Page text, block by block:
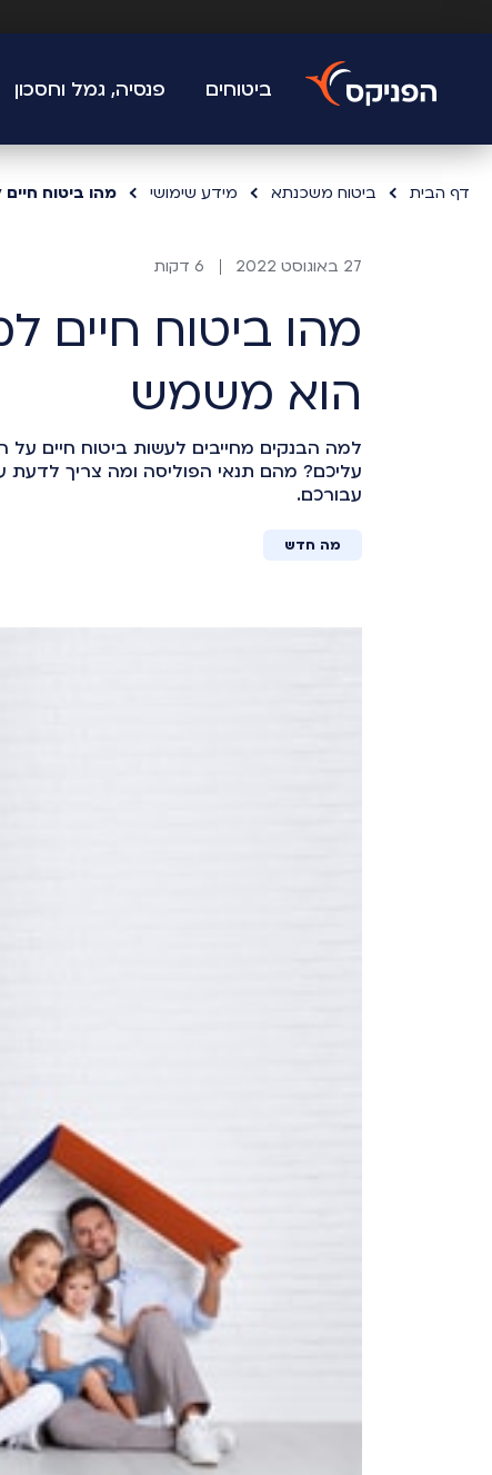
ביטוחים פנסיה, גמל וחסכון
דף הבית ביטוח משכנתא מידע שימושי מהו ביטוח
27 באוגוסט 2022 6 דקות
מהו ביטוח חיים
הוא משמש
למה הבנקים מחייבים לעשות ביטוח חיים
עליכם? מהם תנאי הפוליסה ומה צריך לדעת
עבורכם.
מה חדש